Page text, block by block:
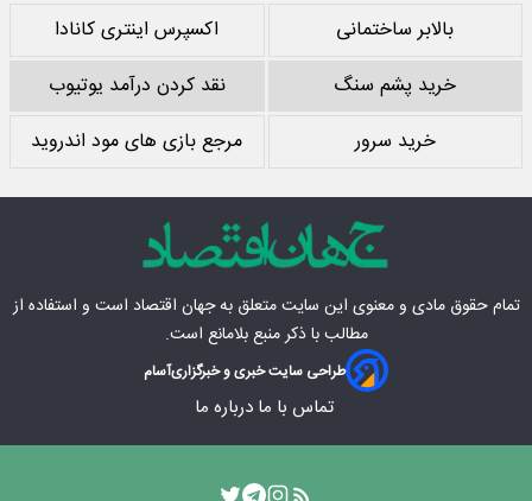
بالابر ساختمانی
اکسپرس اینتری کانادا
خرید پشم سنگ
نقد کردن درآمد یوتیوب
خرید سرور
مرجع بازی های مود اندروید
تمام حقوق مادی‌ و معنوی این سایت متعلق بهجهان اقتصاد است و استفاده از
مطالب با ذکر منبع بلامانع است.
طراحی سایت خبری و خبرگزاریآسام
تماس با ما درباره ما